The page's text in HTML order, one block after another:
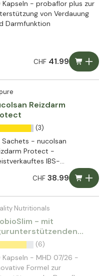
Kapseln - probaflor plus zur
von Verdauung
Darmfunktion
CHF41.99
Reizdarm
(3)
- nucolsan
Protect -
IBS-
in schwedischen
CHF38.99
Nutritionals
- mit
(6)
Kapseln - MHD 07/26 -
Formel zur